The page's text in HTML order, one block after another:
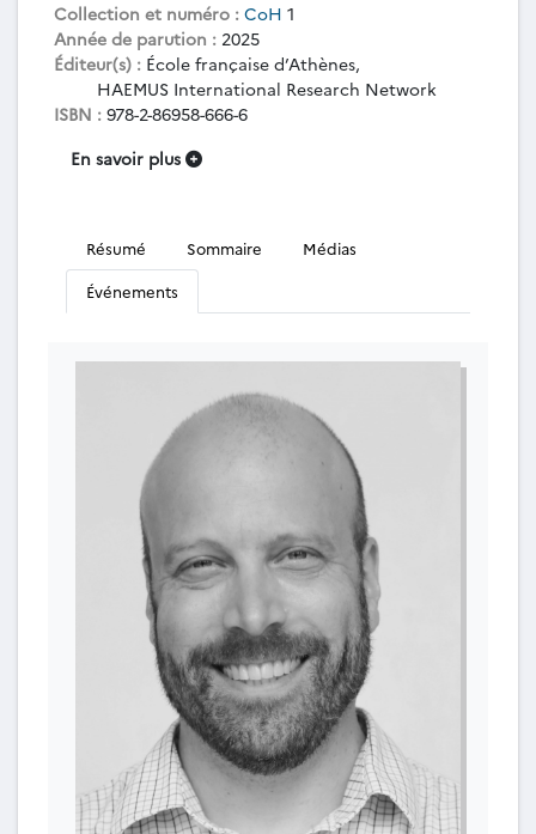
Collection et numéro : CoH 1
Année de parution : 2025
Éditeur(s) : École française d’Athènes,
HAEMUS International Research Network
ISBN : 978-2-86958-666-6
En savoir plus
Résumé Sommaire
Médias
Événements